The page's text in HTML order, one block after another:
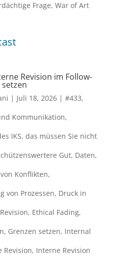
Frage, War of Art
Revision im Follow-
| Juli 18, 2026| #433,
Kommunikation,
IKS, das müssen Sie nicht
Gut, Daten,
Konflikten,
von Prozessen, Druck in
, Ethical Fading,
, Grenzen setzen, Internal
Revision, Interne Revision